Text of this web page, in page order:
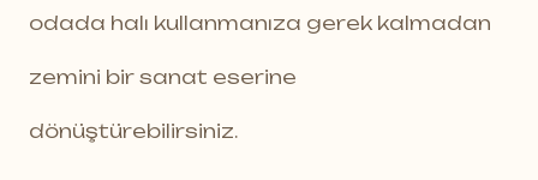
odada halı kullanmanıza gerek kalmadan
zemini bir sanat eserine
dönüştürebilirsiniz.